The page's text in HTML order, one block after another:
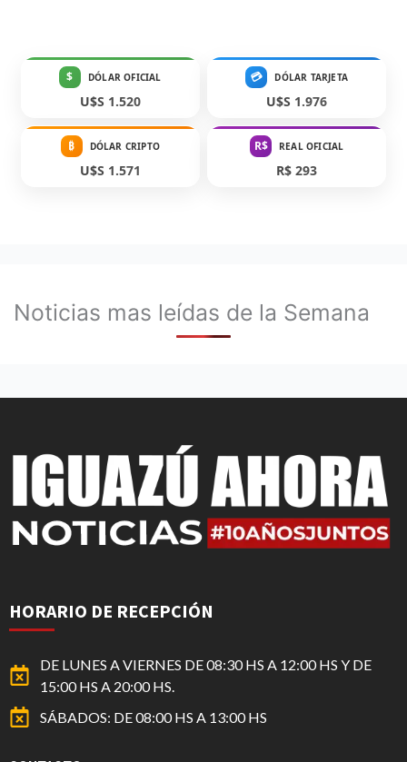
$ DÓLAR OFICIAL
U$S 1.520
💳 DÓLAR TARJETA
U$S 1.976
₿ DÓLAR CRIPTO
U$S 1.571
R$ REAL OFICIAL
R$ 293
Noticias mas leídas de la Semana
HORARIO DE RECEPCIÓN
DE LUNES A VIERNES DE 08:30 HS A 12:00 HS Y DE
15:00 HS A 20:00 HS.
SÁBADOS: DE 08:00 HS A 13:00 HS